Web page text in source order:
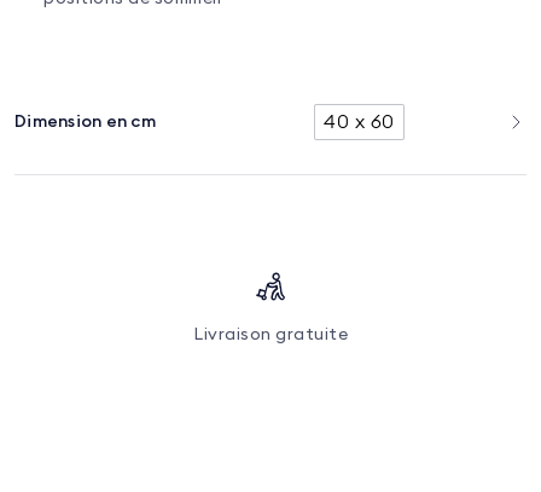
Dimension en cm 40 x 60
Livraison gratuite